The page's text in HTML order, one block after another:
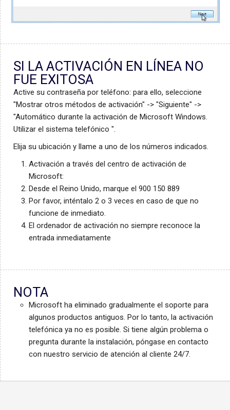
SI LA ACTIVACIÓN EN LÍNEA NO
FUE EXITOSA
Active su contraseña por teléfono: para ello, seleccione
"Mostrar otros métodos de activación" -> "Siguiente" ->
"Automático durante la activación de Microsoft Windows.
Utilizar el sistema telefónico ".
Elija su ubicación y llame a uno de los números indicados.
Activación a través del centro de activación de
Microsoft:
Desde el Reino Unido, marque el 900 150 889
Por favor, inténtalo 2 o 3 veces en caso de que no
funcione de inmediato.
El ordenador de activación no siempre reconoce la
entrada inmediatamente
NOTA
Microsoft ha eliminado gradualmente el soporte para
algunos productos antiguos. Por lo tanto, la activación
telefónica ya no es posible. Si tiene algún problema o
pregunta durante la instalación, póngase en contacto
con nuestro servicio de atención al cliente 24/7.